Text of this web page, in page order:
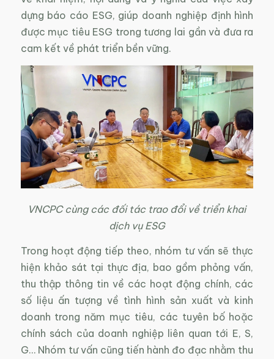
dựng báo cáo ESG, giúp doanh nghiệp định hình
được mục tiêu ESG trong tương lai gần và đưa ra
cam kết về phát triển bền vững.
VNCPC cùng các đối tác trao đổi về triển khai
dịch vụ ESG
Trong hoạt động tiếp theo, nhóm tư vấn sẽ thực
hiện khảo sát tại thực địa, bao gồm phỏng vấn,
thu thập thông tin về các hoạt động chính, các
số liệu ấn tượng về tình hình sản xuất và kinh
doanh trong năm mục tiêu, các tuyên bố hoặc
chính sách của doanh nghiệp liên quan tới E, S,
G… Nhóm tư vấn cũng tiến hành đo đạc nhằm thu